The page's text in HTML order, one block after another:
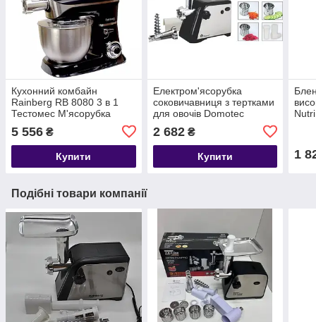
Кухонний комбайн
Rainberg RB 8080 3 в 1
Тестомес М'ясорубка
5 556 ₴
Купити
Електром'ясорубка
соковичавниця з тертками
для овочів Domotec
2 682₴
Купити 1
Подібні товари компанії